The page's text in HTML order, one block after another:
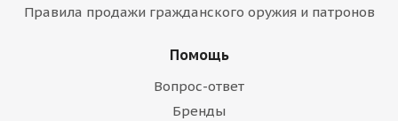
Правила продажи гражданского оружия и патронов
Помощь
Вопрос-ответ
Бренды